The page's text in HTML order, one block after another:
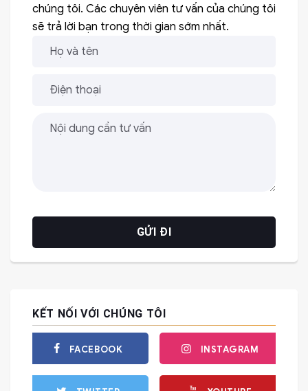
chúng tôi. Các chuyên viên tư vấn của chúng tôi
sẽ trả lời bạn trong thời gian sớm nhất.
KẾT NỐI VỚI CHÚNG TÔI
FACEBOOK INSTAGRAM